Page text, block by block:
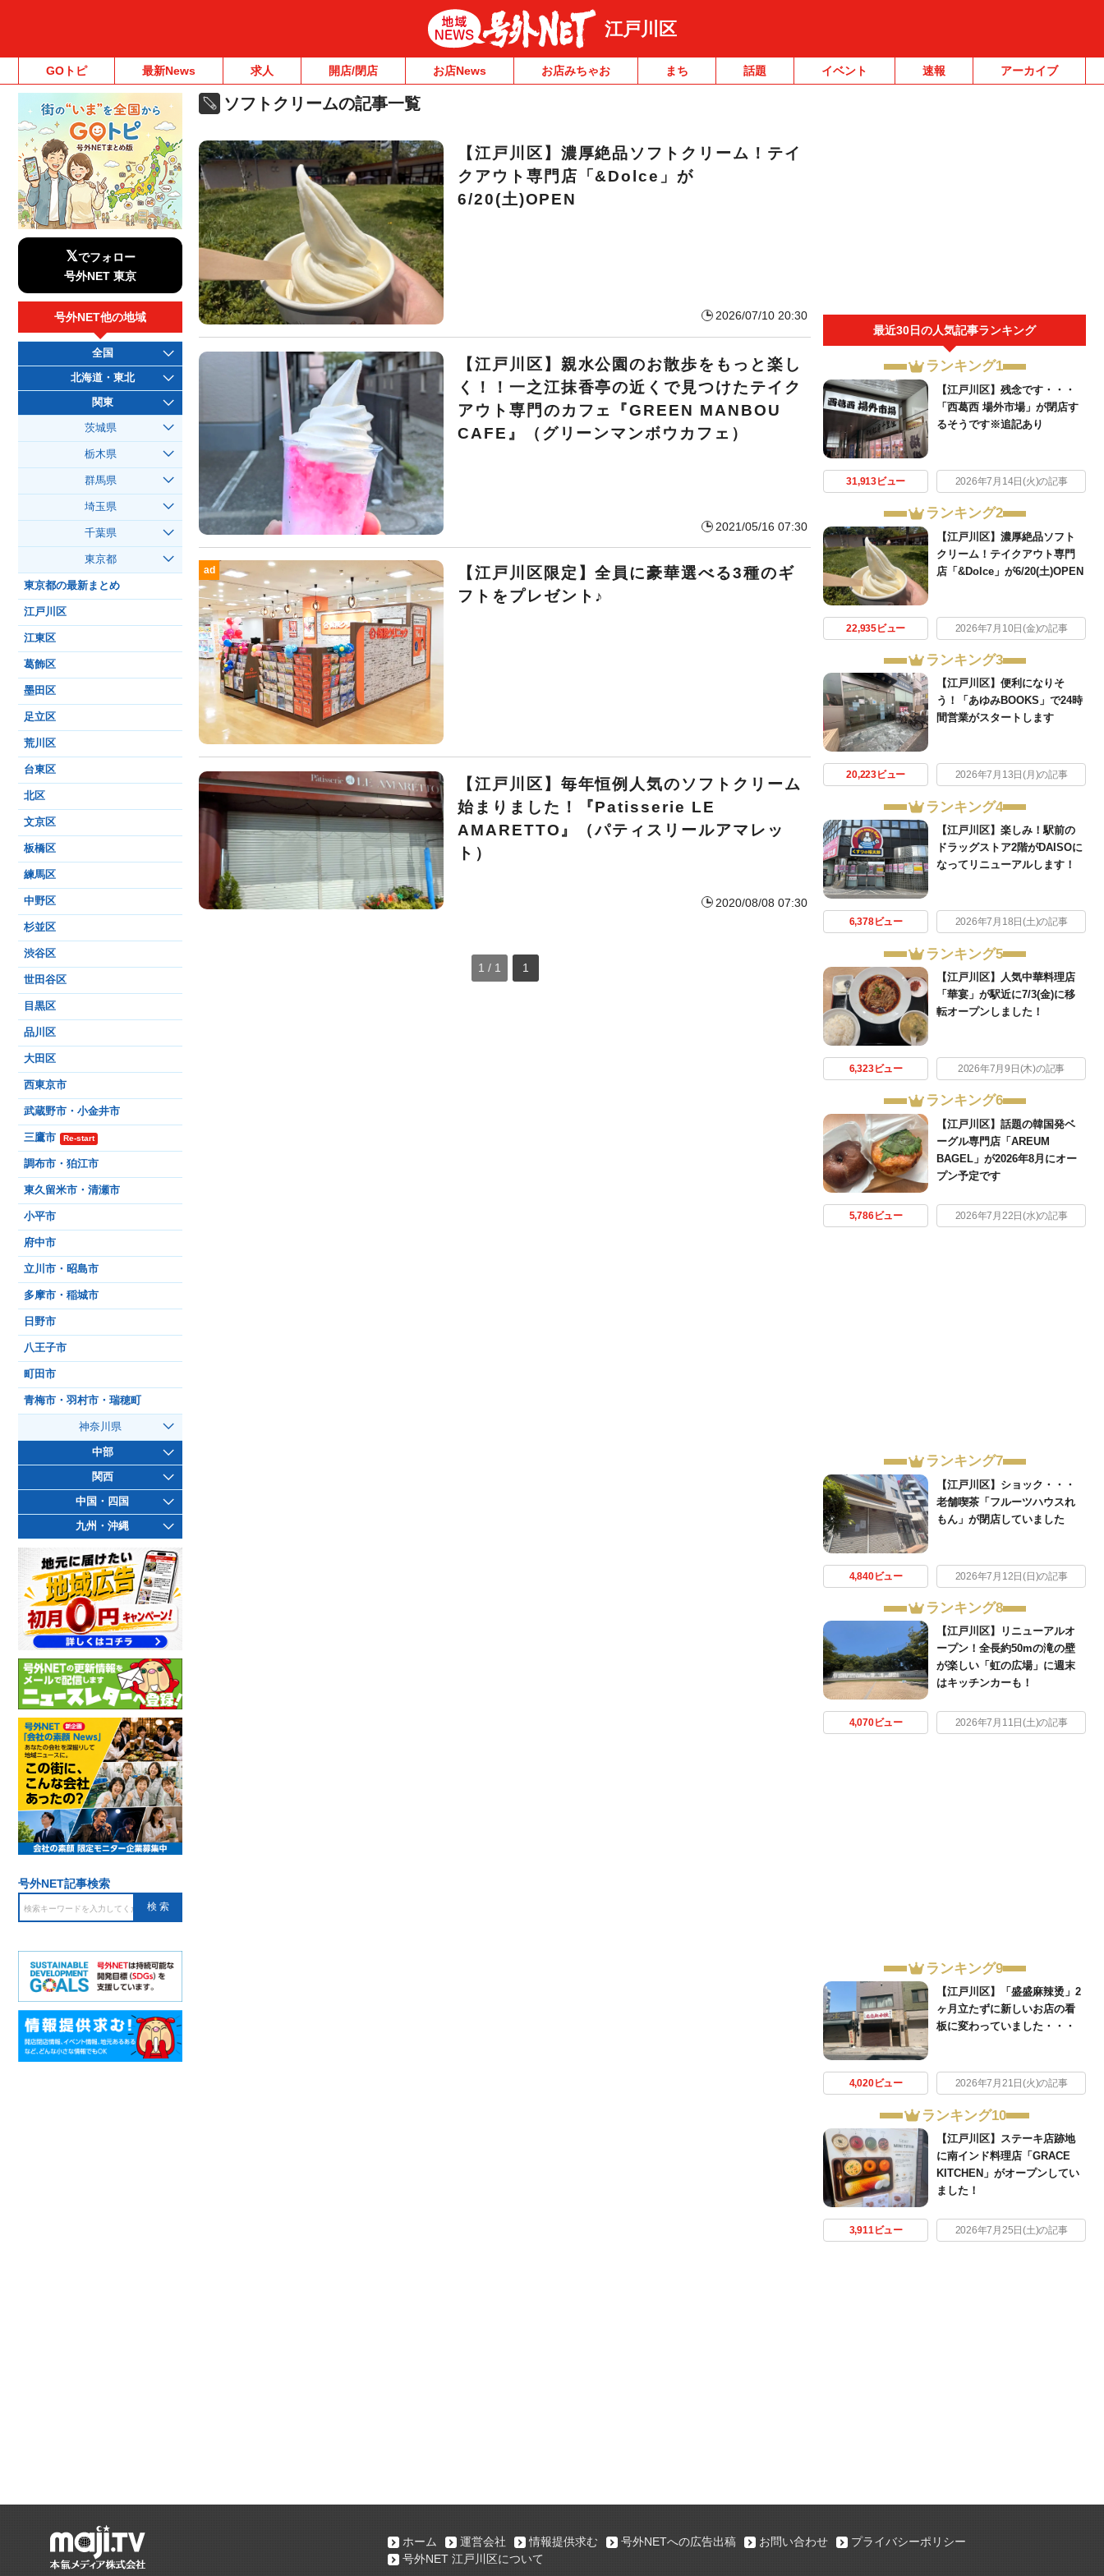
江戸川区
GOトピ 最新News 求人 開店/閉店 お店News お店みちゃお まち 話題 イベント 速報 アーカイブ
ソフトクリームの記事一覧
【江戸川区】濃厚絶品ソフトクリーム！テイ
クアウト専門店「&Dolce」が
6/20(土)OPEN
2026/07/10 20:30
【江戸川区】親水公園のお散歩をもっと楽し
く！！一之江抹香亭の近くで見つけたテイク
アウト専門のカフェ『GREEN MANBOU
CAFE』（グリーンマンボウカフェ）
2021/05/16 07:30
ad
【江戸川区限定】全員に豪華選べる3種のギ
フトをプレゼント♪
【江戸川区】毎年恒例人気のソフトクリーム
始まりました！『Patisserie LE
AMARETTO』（パティスリールアマレッ
ト）
2020/08/08 07:30
1 / 1 1
最近30日の人気記事ランキング
ランキング1
【江戸川区】残念です・・・
「西葛西 場外市場」が閉店す
るそうです※追記あり
31,913ビュー 2026年7月14日(火)の記事
ランキング2
【江戸川区】濃厚絶品ソフト
クリーム！テイクアウト専門
店「&Dolce」が6/20(土)OPEN
22,935ビュー 2026年7月10日(金)の記事
ランキング3
【江戸川区】便利になりそ
う！「あゆみBOOKS」で24時
間営業がスタートします
20,223ビュー 2026年7月13日(月)の記事
ランキング4
【江戸川区】楽しみ！駅前の
ドラッグストア2階がDAISOに
なってリニューアルします！
6,378ビュー 2026年7月18日(土)の記事
ランキング5
【江戸川区】人気中華料理店
「華宴」が駅近に7/3(金)に移
転オープンしました！
6,323ビュー 2026年7月9日(木)の記事
ランキング6
【江戸川区】話題の韓国発ベ
ーグル専門店「AREUM
BAGEL」が2026年8月にオー
プン予定です
5,786ビュー 2026年7月22日(水)の記事
ランキング7
【江戸川区】ショック・・・
老舗喫茶「フルーツハウスれ
もん」が閉店していました
4,840ビュー 2026年7月12日(日)の記事
ランキング8
【江戸川区】リニューアルオ
ープン！全長約50mの滝の壁
が楽しい「虹の広場」に週末
はキッチンカーも！
4,070ビュー 2026年7月11日(土)の記事
ランキング9
【江戸川区】「盛盛麻辣烫」2
ヶ月立たずに新しいお店の看
板に変わっていました・・・
4,020ビュー 2026年7月21日(火)の記事
ランキング10
【江戸川区】ステーキ店跡地
に南インド料理店「GRACE
KITCHEN」がオープンしてい
ました！
3,911ビュー 2026年7月25日(土)の記事
𝕏でフォロー
号外NET 東京
号外NET他の地域
全国
北海道・東北
関東
茨城県
栃木県
群馬県
埼玉県
千葉県
東京都
東京都の最新まとめ
江戸川区
江東区
葛飾区
墨田区
足立区
荒川区
台東区
北区
文京区
板橋区
練馬区
中野区
杉並区
渋谷区
世田谷区
目黒区
品川区
大田区
西東京市
武蔵野市・小金井市
三鷹市 Re-start
調布市・狛江市
東久留米市・清瀬市
小平市
府中市
立川市・昭島市
多摩市・稲城市
日野市
八王子市
町田市
青梅市・羽村市・瑞穂町
神奈川県
中部
関西
中国・四国
九州・沖縄
号外NET記事検索
ホーム 運営会社 情報提供求む 号外NETへの広告出稿 お問い合わせ
プライバシーポリシー
号外NET 江戸川区について